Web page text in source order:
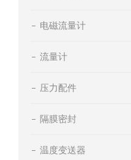
电磁流量计
流量计
压力配件
隔膜密封
温度变送器